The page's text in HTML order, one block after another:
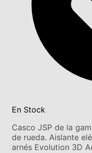
En Stock
Casco JSP de la
de rueda. Aislante
arnés Evolution 3D